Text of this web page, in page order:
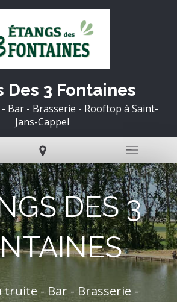
Des 3 Fontaines
Bar - Brasserie - Rooftop à Saint-
Jans-Cappel
DES 3
truite - Bar - Brasserie -